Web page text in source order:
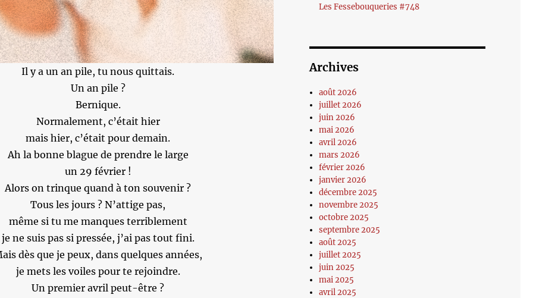
Il y a un an pile, tu nous quittais.
Un an pile ?
Bernique.
Normalement, c’était hier
mais hier, c’était pour demain.
Ah la bonne blague de prendre le large
un 29 février !
Alors on trinque quand à ton souvenir ?
Tous les jours ? N’attige pas,
même si tu me manques terriblement
je ne suis pas si pressée, j’ai pas tout fini.
dès que je peux, dans quelques années,
je mets les voiles pour te rejoindre.
Un premier avril peut-être ?
Les Fessebouqueries #748
Archives
août 2026
juillet 2026
juin 2026
mai 2026
avril 2026
mars 2026
février 2026
janvier 2026
décembre 2025
novembre 2025
octobre 2025
septembre 2025
août 2025
juillet 2025
juin 2025
mai 2025
avril 2025